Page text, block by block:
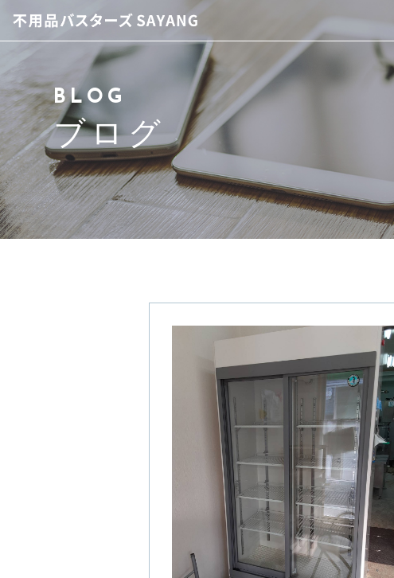
スタッフ紹介
サービス紹介
アクセス
お問い合わせフォーム
BLOG
ブログ